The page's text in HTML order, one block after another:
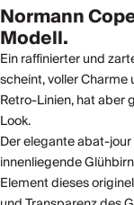
Normann
Modell.
Ein raffinierter und
scheint, voller
Retro-Linien, hat aber
Look.
Der elegante abat-
innenliegende
Element dieses